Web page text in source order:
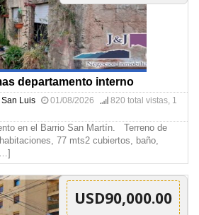
departamento interno
San Luis 01/08/2026
820 total vistas, 1
en el Barrio San Martín. Terreno de
77 mts2 cubiertos, baño,
USD90,000.00